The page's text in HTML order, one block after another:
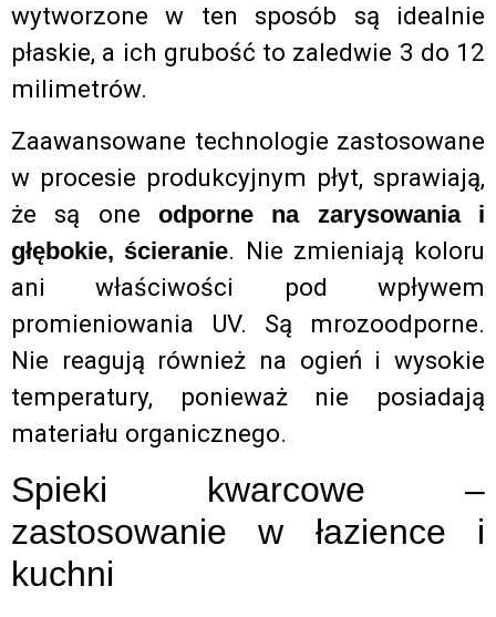
wytworzone w ten sposób są idealnie
płaskie, a ich grubość to zaledwie 3 do 12
milimetrów.
Zaawansowane technologie zastosowane
w procesie produkcyjnym płyt, sprawiają,
że są one odporne na zarysowania i
głębokie, ścieranie. Nie zmieniają koloru
ani właściwości pod wpływem
promieniowania UV. Są mrozoodporne.
Nie reagują również na ogień i wysokie
temperatury, ponieważ nie posiadają
materiału organicznego.
Spieki kwarcowe –
zastosowanie w łazience i
kuchni